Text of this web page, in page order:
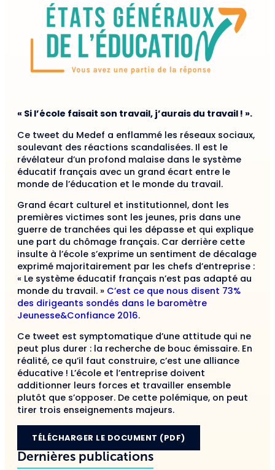
« Si l’école faisait son travail, j’aurais du travail ! ».
Ce tweet du Medef a enflammé les réseaux sociaux,
soulevant des réactions scandalisées. Il est le
révélateur d’un profond malaise dans le système
éducatif français avec un grand écart entre le
monde de l’éducation et le monde du travail.
Grand écart culturel et institutionnel, dont les
premières victimes sont les jeunes, pris dans une
guerre de tranchées qui les dépasse et qui explique
une part du chômage français. Car derrière cette
insulte à l’école s’exprime un sentiment de décalage
exprimé majoritairement par les chefs d’entreprise :
« Le système éducatif français n’est pas adapté au
monde du travail. » C’est ce que nous disent 73%
des dirigeants sondés dans le baromètre
Jeunesse&Confiance 2016.
Ce tweet est symptomatique d’une attitude qui ne
peut plus durer : la recherche de bouc émissaire. En
réalité, ce qu’il faut construire, c’est une alliance
éducative ! L’école et l’entreprise doivent
additionner leurs forces et travailler ensemble
plutôt que s’opposer. De cette polémique, on peut
tirer trois enseignements majeurs.
TÉLÉCHARGER LE DOCUMENT (PDF)
Dernières publications